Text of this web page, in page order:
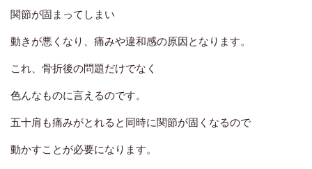
関節が固まってしまい
動きが悪くなり、痛みや違和感の原因となります。
これ、骨折後の問題だけでなく
色んなものに言えるのです。
五十肩も痛みがとれると同時に関節が固くなるので
動かすことが必要になります。